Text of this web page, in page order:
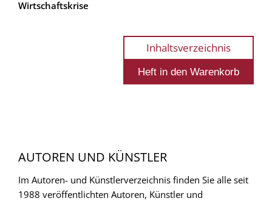
Wirtschaftskrise
Inhaltsverzeichnis
AUTOREN UND KÜNSTLER
Im Autoren- und Künstlerverzeichnis finden Sie alle seit
1988 veröffentlichten Autoren, Künstler und